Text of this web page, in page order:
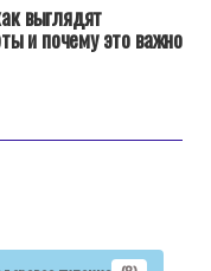
выглядят
и почему это важно